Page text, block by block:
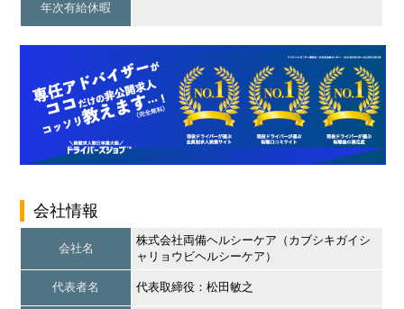
年次有給休暇
会社情報
会社名
株式会社両備ヘルシーケア（カブシキガイシ
ャリョウビヘルシーケア）
代表者名 代表取締役：松田敏之